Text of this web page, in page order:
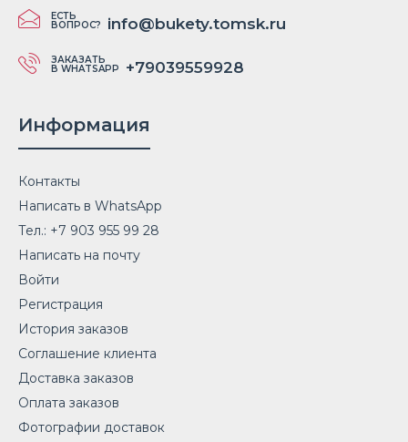
ЕСТЬ
ВОПРОС? info@bukety.tomsk.ru
ЗАКАЗАТЬ
В WHATSAPP +79039559928
Информация
Контакты
Написать в WhatsApp
Тел.: +7 903 955 99 28
Написать на почту
Войти
Регистрация
История заказов
Соглашение клиента
Доставка заказов
Оплата заказов
Фотографии доставок